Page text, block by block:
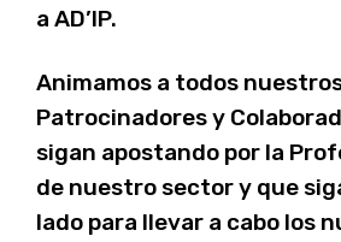
a AD’IP.
Animamos a todos
Patrocinadores y
sigan apostando por la
de nuestro sector y que
lado para llevar a cabo los